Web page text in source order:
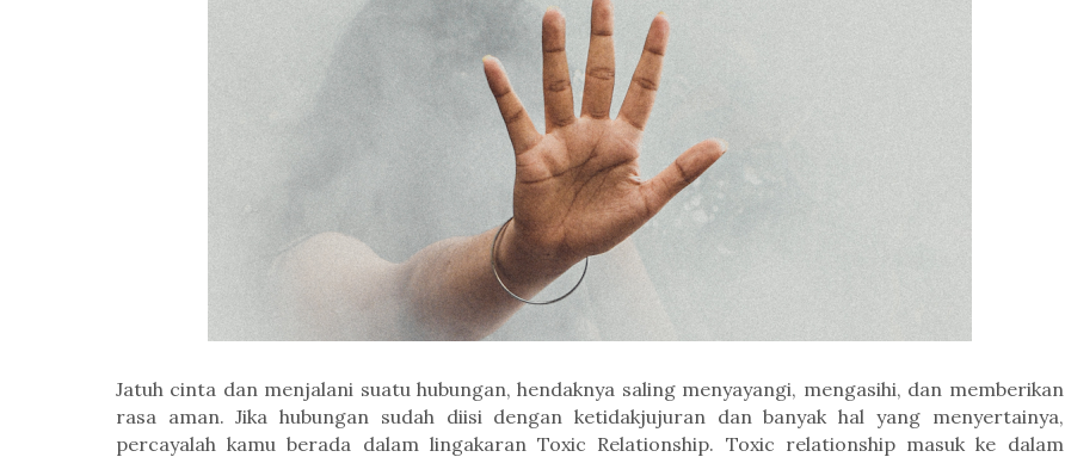
Jatuh cinta dan menjalani suatu hubungan, hendaknya saling menyayangi, mengasihi, dan memberikan
rasa aman.Jika hubungan sudah diisi dengan ketidakjujuran dan banyak hal yang menyertainya,
percayalah kamu berada dalam lingakaran Toxic Relationship. Toxic relationship masuk ke dalam